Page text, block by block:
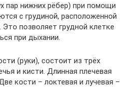
пар нижних рёбер) при помощи
с грудиной, расположенной
Это позволяет грудной клетке
при дыхании.
(руки), состоит из трёх
и кисти. Длинная плечевая
кости – локтевая и лучевая –